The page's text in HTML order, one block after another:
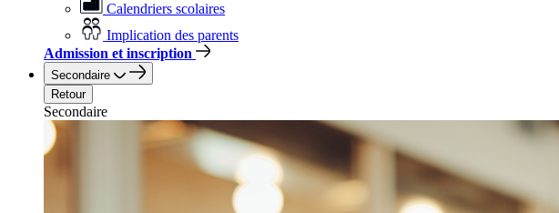
Calendriers scolaires
Implication des parents
Admission et inscription
Secondaire
Retour
Secondaire